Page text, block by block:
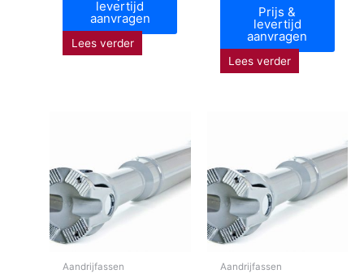
levertijd
aanvragen
Lees verder
Prijs &
levertijd
aanvragen
Lees verder
Aandrijfassen Aandrijfassen